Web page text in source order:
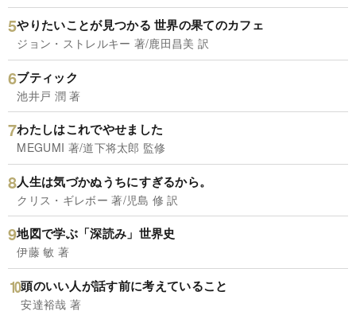
やりたいことが見つかる 世界の果てのカフェ
ジョン・ストレルキー 著/鹿田昌美 訳
ブティック
池井戸 潤 著
わたしはこれでやせました
MEGUMI 著/道下将太郎 監修
人生は気づかぬうちにすぎるから。
クリス・ギレボー 著/児島 修 訳
地図で学ぶ「深読み」世界史
伊藤 敏 著
頭のいい人が話す前に考えていること
安達裕哉 著